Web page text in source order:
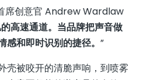
席创意官 Andrew Wardlaw
高速通道。当品牌把声音做
和即时识别的捷径。 ”
壳被咬开的清脆声响，到喷雾